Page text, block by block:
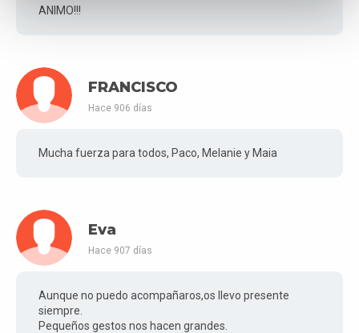
ANIMO!!!
FRANCISCO
Hace 906 días
Mucha fuerza para todos, Paco, Melanie y Maia
Eva
Hace 907 días
Aunque no puedo acompañaros,os llevo presente
siempre.
Pequeños gestos nos hacen grandes.